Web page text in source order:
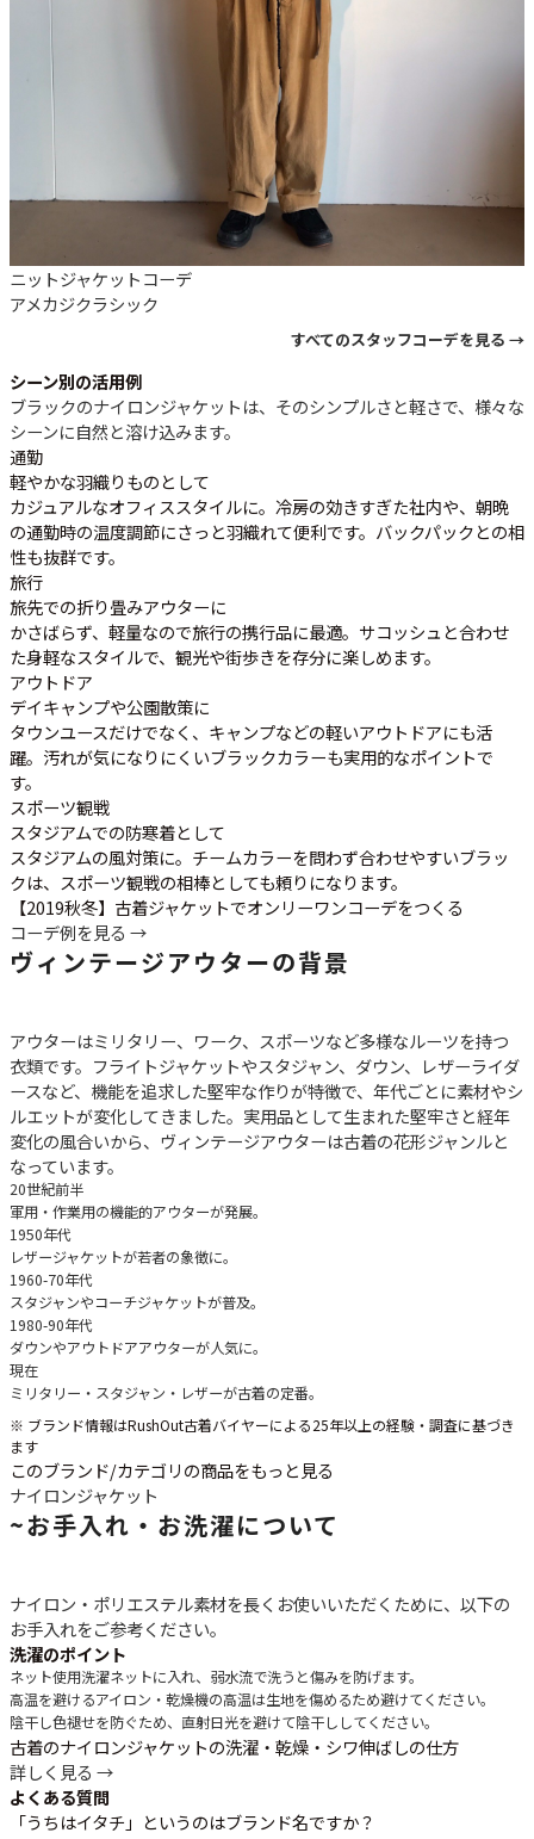
ニットジャケットコーデ
アメカジクラシック
すべてのスタッフコーデを見る →
シーン別の活用例
ブラックのナイロンジャケットは、そのシンプルさと軽さで、様々な
シーンに自然と溶け込みます。
通勤
軽やかな羽織りものとして
カジュアルなオフィススタイルに。冷房の効きすぎた社内や、朝晩
の通勤時の温度調節にさっと羽織れて便利です。バックパックとの相
性も抜群です。
旅行
旅先での折り畳みアウターに
かさばらず、軽量なので旅行の携行品に最適。サコッシュと合わせ
た身軽なスタイルで、観光や街歩きを存分に楽しめます。
アウトドア
デイキャンプや公園散策に
タウンユースだけでなく、キャンプなどの軽いアウトドアにも活
躍。汚れが気になりにくいブラックカラーも実用的なポイントで
す。
スポーツ観戦
スタジアムでの防寒着として
スタジアムの風対策に。チームカラーを問わず合わせやすいブラッ
クは、スポーツ観戦の相棒としても頼りになります。
【2019秋冬】古着ジャケットでオンリーワンコーデをつくる
コーデ例を見る →
ヴィンテージアウターの背景
アウターはミリタリー、ワーク、スポーツなど多様なルーツを持つ
衣類です。フライトジャケットやスタジャン、ダウン、レザーライダ
ースなど、機能を追求した堅牢な作りが特徴で、年代ごとに素材やシ
ルエットが変化してきました。実用品として生まれた堅牢さと経年
変化の風合いから、ヴィンテージアウターは古着の花形ジャンルと
なっています。
20世紀前半
軍用・作業用の機能的アウターが発展。
1950年代
レザージャケットが若者の象徴に。
1960-70年代
スタジャンやコーチジャケットが普及。
1980-90年代
ダウンやアウトドアアウターが人気に。
現在
ミリタリー・スタジャン・レザーが古着の定番。
※ ブランド情報はRushOut古着バイヤーによる25年以上の経験・調査に基づき
ます
このブランド/カテゴリの商品をもっと見る
ナイロンジャケット
~お手入れ・お洗濯について
ナイロン・ポリエステル素材を長くお使いいただくために、以下の
お手入れをご参考ください。
洗濯のポイント
ネット使用洗濯ネットに入れ、弱水流で洗うと傷みを防げます。
高温を避けるアイロン・乾燥機の高温は生地を傷めるため避けてください。
陰干し色褪せを防ぐため、直射日光を避けて陰干ししてください。
古着のナイロンジャケットの洗濯・乾燥・シワ伸ばしの仕方
詳しく見る →
よくある質問
「うちはイタチ」というのはブランド名ですか？